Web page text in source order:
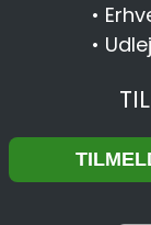
•
•